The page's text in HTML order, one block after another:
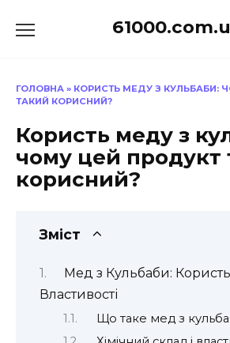
до
ГОЛОВНА » КОРИСТЬ МЕДУ З КУЛЬБАБИ:
ТАКИЙ КОРИСНИЙ?
Користь меду з
чому цей продукт
корисний?
Зміст
Мед з Кульбаби: Користь
Властивості
Що таке мед з